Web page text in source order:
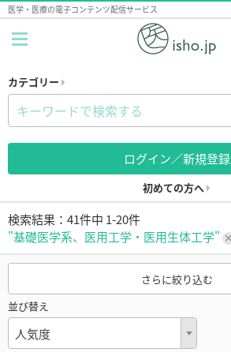
医学・医療の電子コンテンツ配信サービス
カテゴリー
ログイン／新規登録
初めての方へ
検索結果：41件中 1-20件
"基礎医学系、医用工学・医用生体工学"
さらに絞り込む
並び替え
人気度